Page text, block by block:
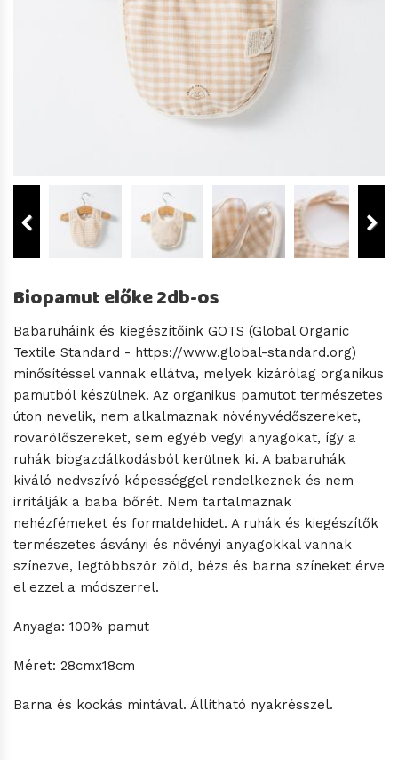
Biopamut előke 2db-os
Babaruháink és kiegészítőink GOTS (Global Organic
Textile Standard - https://www.global-standard.org)
minősítéssel vannak ellátva, melyek kizárólag organikus
pamutból készülnek. Az organikus pamutot természetes
úton nevelik, nem alkalmaznak növényvédőszereket,
rovarölőszereket, sem egyéb vegyi anyagokat, így a
ruhák biogazdálkodásból kerülnek ki. A babaruhák
kiváló nedvszívó képességgel rendelkeznek és nem
irritálják a baba bőrét. Nem tartalmaznak
nehézfémeket és formaldehidet. A ruhák és kiegészítők
természetes ásványi és növényi anyagokkal vannak
színezve, legtöbbször zöld, bézs és barna színeket érve
el ezzel a módszerrel.
Anyaga: 100% pamut
Méret: 28cmx18cm
Barna és kockás mintával. Állítható nyakrésszel.